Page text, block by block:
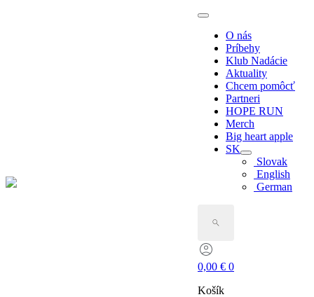
O nás
Príbehy
Klub Nadácie
Aktuality
Chcem pomôcť
Partneri
HOPE RUN
Merch
Big heart apple
SK
Slovak
English
German
Search
for:
0,00 € 0
Košík